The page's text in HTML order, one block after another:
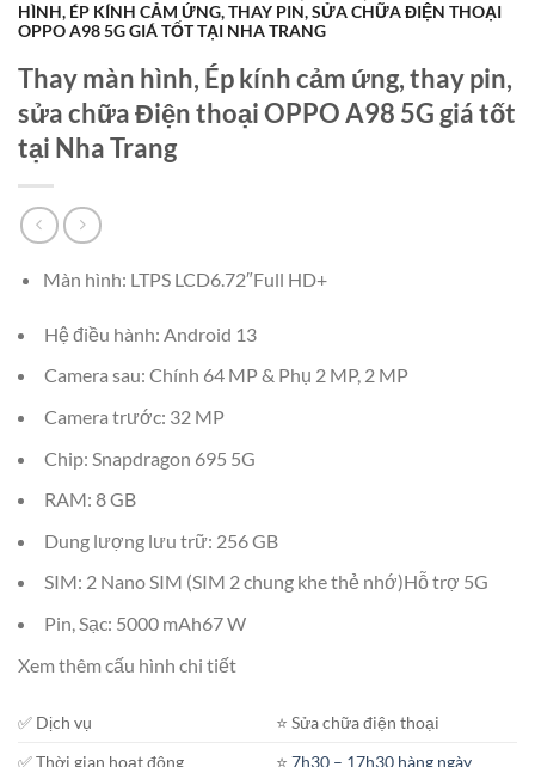
HÌNH, ÉP KÍNH CẢM ỨNG, THAY PIN, SỬA CHỮA ĐIỆN THOẠI
OPPO A98 5G GIÁ TỐT TẠI NHA TRANG
Thay màn hình, Ép kính cảm ứng, thay pin,
sửa chữa Điện thoại OPPO A98 5G giá tốt
tại Nha Trang
Màn hình: LTPS LCD6.72″Full HD+
Hệ điều hành: Android 13
Camera sau: Chính 64 MP & Phụ 2 MP, 2 MP
Camera trước: 32 MP
Chip: Snapdragon 695 5G
RAM: 8 GB
Dung lượng lưu trữ: 256 GB
SIM: 2 Nano SIM (SIM 2 chung khe thẻ nhớ)Hỗ trợ 5G
Pin, Sạc: 5000 mAh67 W
Xem thêm cấu hình chi tiết
✅ Dịch vụ
⭐️ Sửa chữa điện thoại
✅ Thời gian hoạt động
⭐️7h30 – 17h30 hàng ngày